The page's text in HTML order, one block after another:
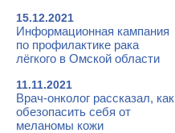
15.12.2021
Информационная кампания
по профилактике рака
лёгкого в Омской области
11.11.2021
Врач-онколог рассказал, как
обезопасить себя от
меланомы кожи